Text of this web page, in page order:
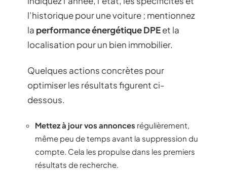
l’historique pour une voiture ; mentionnez
la performance énergétique DPEet la
localisation pour un bien immobilier.
Quelques actions concrètes pour
optimiser les résultats figurent ci-
dessous.
Mettez à jour vos annonces régulièrement,
même peu de temps avant la suppression du
compte. Cela les propulse dans les premiers
résultats de recherche.